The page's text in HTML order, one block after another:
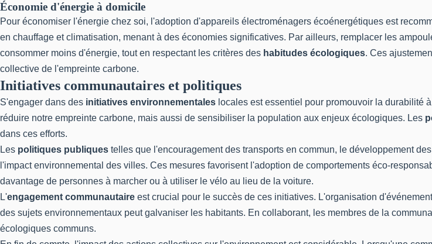
Économie d'énergie à domicile
Pour économiser l'énergie chez soi, l'adoption d'appareils électroménagers écoénergétiques est
en chauffage et climatisation, menant à des économies significatives. Par ailleurs, remplacer les
consommer moins d'énergie, tout en respectant les critères des habitudes écologiques. Ces
collective de l'empreinte carbone.
Initiatives communautaires et politiques
S'engager dans des initiatives environnementales locales est essentiel pour promouvoir la durabilité
réduire notre empreinte carbone, mais aussi de sensibiliser la population aux enjeux écologiques. Les
dans ces efforts.
Les politiques publiques telles que l'encouragement des transports en commun, le développement
l'impact environnemental des villes. Ces mesures favorisent l'adoption de comportements éco-
davantage de personnes à marcher ou à utiliser le vélo au lieu de la voiture.
L'engagement communautaire est crucial pour le succès de ces initiatives. L'organisation
des sujets environnementaux peut galvaniser les habitants. En collaborant, les membres de la
écologiques communs.